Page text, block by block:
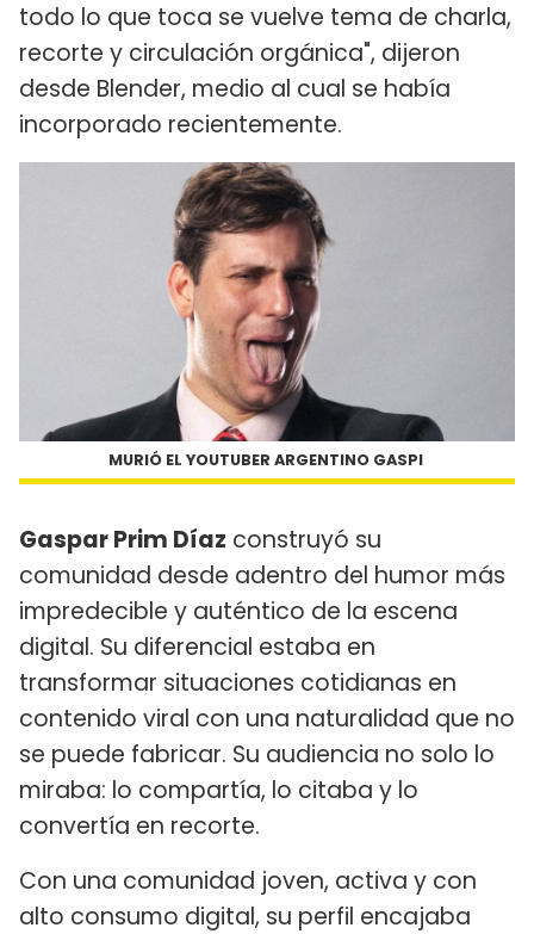
todo lo que toca se vuelve tema de charla,
recorte y circulación orgánica", dijeron
desde Blender, medio al cual se había
incorporado recientemente.
MURIÓ EL YOUTUBER ARGENTINO GASPI
Gaspar Prim Díaz construyó su
comunidad desde adentro del humor más
impredecible y auténtico de la escena
digital. Su diferencial estaba en
transformar situaciones cotidianas en
contenido viral con una naturalidad que no
se puede fabricar. Su audiencia no solo lo
miraba: lo compartía, lo citaba y lo
convertía en recorte.
Con una comunidad joven, activa y con
alto consumo digital, su perfil encajaba